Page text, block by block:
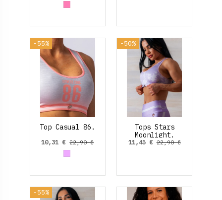
Rosa claro
-55%
Top Casual 86.
10,31 € 22,90 €
Malva
-50%
Tops Stars
Moonlight.
11,45 € 22,90 €
-55%